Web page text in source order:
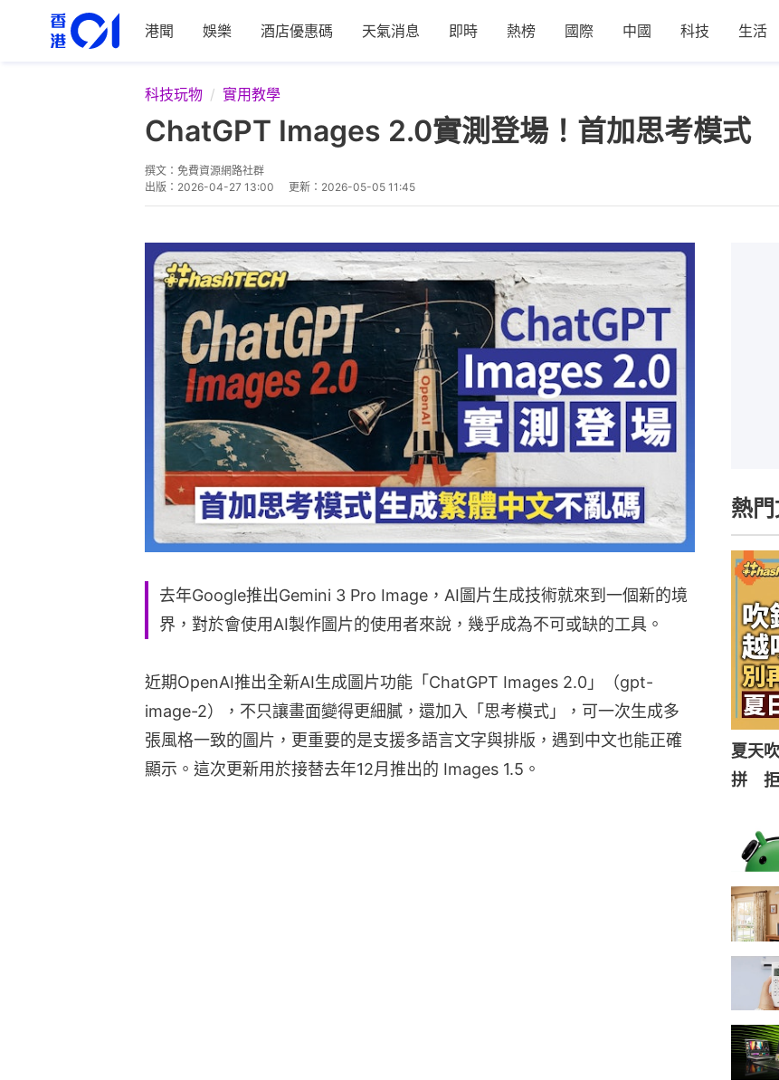
港聞 娛樂 酒店優惠碼 天氣消息 即時 熱榜 國際 中國 科技 生活
科技玩物 實用教學
ChatGPT Images 2.0實測登場！首加思考模式
撰文： 免費資源網路社群
出版： 2026-04-27 13:00 更新： 2026-05-05 11:45
去年Google推出Gemini 3 Pro Image，AI圖片生成技術就來到一個新的境
界，對於會使用AI製作圖片的使用者來說，幾乎成為不可或缺的工具。
近期OpenAI推出全新AI生成圖片功能「ChatGPT Images 2.0」（gpt-
image-2），不只讓畫面變得更細膩，還加入「思考模式」，可一次生成多
張風格一致的圖片，更重要的是支援多語言文字與排版，遇到中文也能正確
顯示。這次更新用於接替去年12月推出的 Images 1.5。
熱
夏天
拼 拒